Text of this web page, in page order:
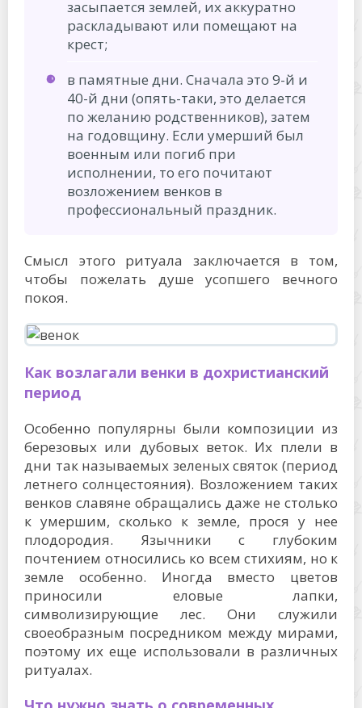
засыпается землей, их аккуратно
раскладывают или помещают на
крест;
в памятные дни. Сначала это 9-й и
40-й дни (опять-таки, это делается
по желанию родственников), затем
на годовщину. Если умерший был
военным или погиб при
исполнении, то его почитают
возложением венков в
профессиональный праздник.
Смысл этого ритуала заключается в том,
чтобы пожелать душе усопшего вечного
покоя.
Как возлагали венки в дохристианский
период
Особенно популярны были композиции из
березовых или дубовых веток. Их плели в
дни так называемых зеленых святок (период
летнего солнцестояния). Возложением таких
венков славяне обращались даже не столько
к умершим, сколько к земле, прося у нее
плодородия. Язычники с глубоким
почтением относились ко всем стихиям, но к
земле особенно. Иногда вместо цветов
приносили еловые лапки,
символизирующие лес. Они служили
своеобразным посредником между мирами,
поэтому их еще использовали в различных
ритуалах.